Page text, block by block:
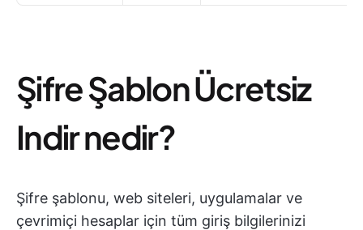
Şifre Şablon Ücretsiz
Indir nedir?
Şifre şablonu, web siteleri, uygulamalar ve
çevrimiçi hesaplar için tüm giriş bilgilerinizi